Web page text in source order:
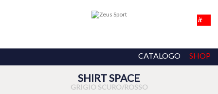
CATALOGO SHOP
SHIRT SPACE
GRIGIO SCURO/ROSSO